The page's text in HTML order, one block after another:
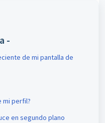
-
de mi pantalla de
mi perfil?
en segundo plano